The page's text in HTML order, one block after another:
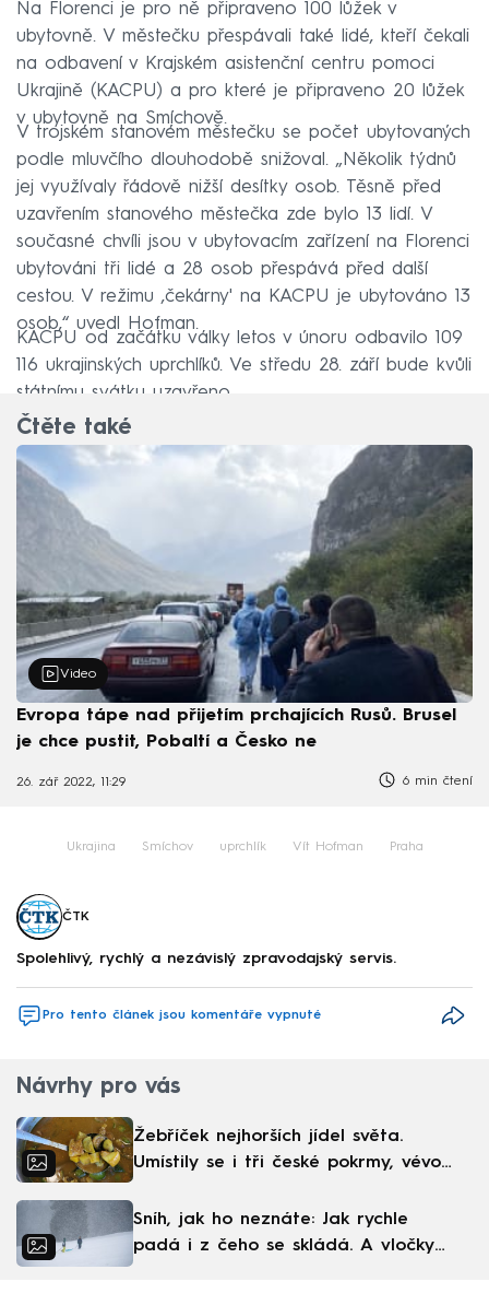
Na Florenci je pro ně připraveno 100 lůžek v
ubytovně. V městečku přespávali také lidé, kteří čekali
na odbavení v Krajském asistenční centru pomoci
Ukrajině (KACPU) a pro které je připraveno 20 lůžek
v ubytovně na Smíchově.
V trojském stanovém městečku se počet ubytovaných
podle mluvčího dlouhodobě snižoval. „Několik týdnů
jej využívaly řádově nižší desítky osob. Těsně před
uzavřením stanového městečka zde bylo 13 lidí. V
současné chvíli jsou v ubytovacím zařízení na Florenci
ubytováni tři lidé a 28 osob přespává před další
cestou. V režimu ‚čekárny' na KACPU je ubytováno 13
osob,“ uvedl Hofman.
KACPU od začátku války letos v únoru odbavilo 109
116 ukrajinských uprchlíků. Ve středu 28. září bude kvůli
státnímu svátku uzavřeno.
Čtěte také
Video
Evropa tápe nad přijetím prchajících Rusů. Brusel
je chce pustit, Pobaltí a Česko ne
26. zář 2022, 11:29 6 min čtení
Ukrajina Smíchov uprchlík Vít Hofman Praha
ČTK
Spolehlivý, rychlý a nezávislý zpravodajský servis.
Pro tento článek jsou komentáře vypnuté
Návrhy pro vás
Žebříček nejhorších jídel světa.
Umístily se i tři české pokrmy, vévodí
Sníh, jak ho neznáte: Jak rychle
padá i z čeho se skládá. A vločky